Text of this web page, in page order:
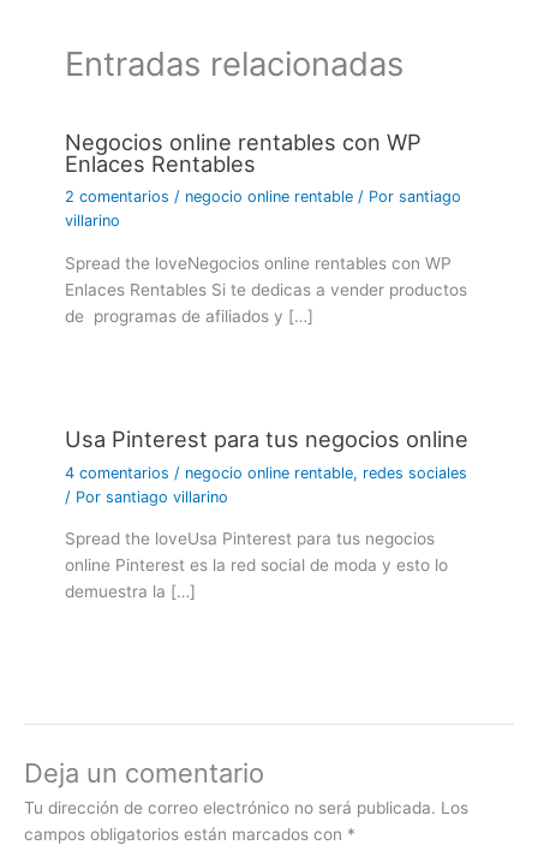
Entradas relacionadas
Negocios online rentables con WP
Enlaces Rentables
2 comentarios / negocio online rentable / Porsantiago
villarino
Spread the loveNegocios online rentables con WP
Enlaces Rentables Si te dedicas a vender productos
de programas de afiliados y […]
Usa Pinterest para tus negocios online
4 comentarios / negocio online rentable, redes sociales
/ Porsantiago villarino
Spread the loveUsa Pinterest para tus negocios
online Pinterest es la red social de moda y esto lo
demuestra la […]
Deja un comentario
Tu dirección de correo electrónico no será publicada. Los
campos obligatorios están marcados con *